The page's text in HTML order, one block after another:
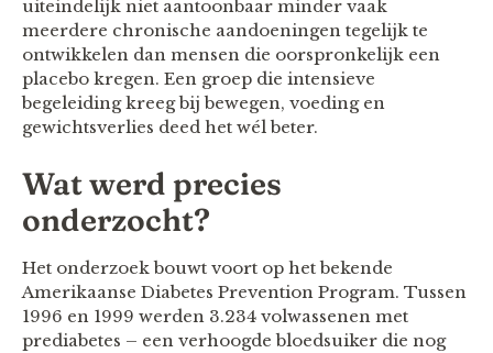
uiteindelijk niet aantoonbaar minder vaak
meerdere chronische aandoeningen tegelijk te
ontwikkelen dan mensen die oorspronkelijk een
placebo kregen. Een groep die intensieve
begeleiding kreeg bij bewegen, voeding en
gewichtsverlies deed het wél beter.
Wat werd precies
onderzocht?
Het onderzoek bouwt voort op het bekende
Amerikaanse Diabetes Prevention Program. Tussen
1996 en 1999 werden 3.234 volwassenen met
prediabetes – een verhoogde bloedsuiker die nog